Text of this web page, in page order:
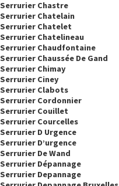
Serrurier Chastre
Serrurier Chatelain
Serrurier Chatelet
Serrurier Chatelineau
Serrurier Chaudfontaine
Serrurier Chaussée De Gand
Serrurier Chimay
Serrurier Ciney
Serrurier Clabots
Serrurier Cordonnier
Serrurier Couillet
Serrurier Courcelles
Serrurier D Urgence
Serrurier D’urgence
Serrurier De Wand
Serrurier Dépannage
Serrurier Depannage